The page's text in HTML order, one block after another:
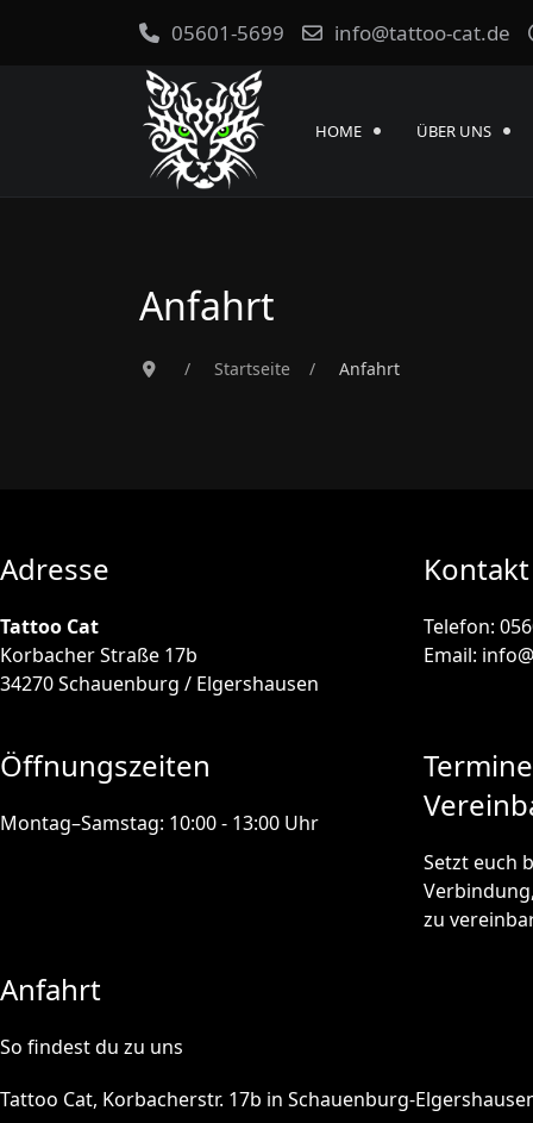
05601-5699 info@tattoo-cat.de
HOME ÜBER UNS
Anfahrt
Startseite Anfahrt
Adresse
Tattoo Cat
Korbacher Straße 17b
34270 Schauenburg / Elgershausen
Kontakt
Telefon:
Email:
Öffnungszeiten
Montag–Samstag: 10:00 - 13:00 Uhr
Setzt euch
zu
Anfahrt
So findest du zu uns
Tattoo Cat, Korbacherstr. 17b in Schauenburg-